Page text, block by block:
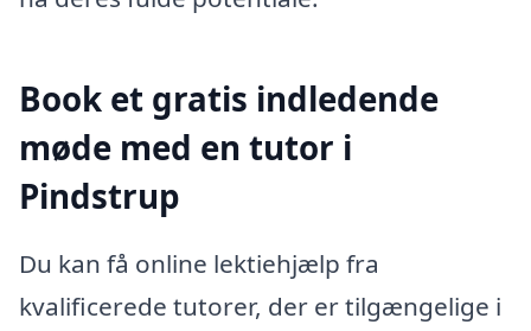
Book et gratis indledende
møde med en tutor i
Pindstrup
Du kan få online lektiehjælp fra
kvalificerede tutorer, der er tilgængelige i